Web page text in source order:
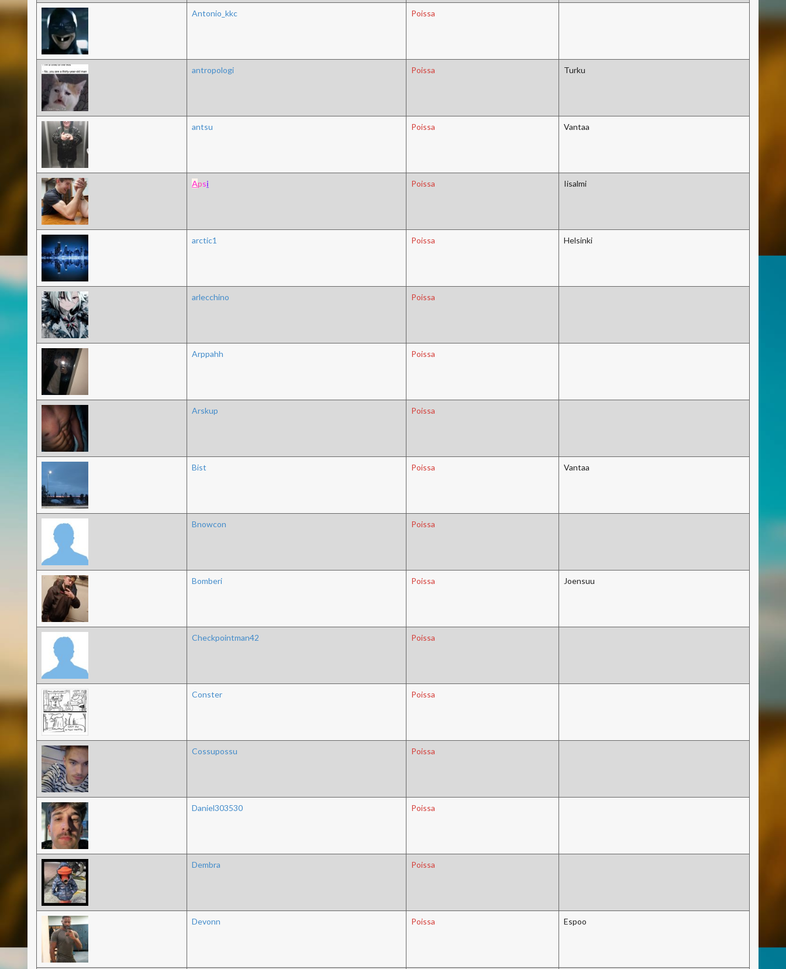
Antonio_kkc Poissa
antropologi Poissa Turku
antsu Poissa Vantaa
Apsi Poissa Iisalmi
arctic1 Poissa Helsinki
arlecchino Poissa
Arppahh Poissa
Arskup Poissa
Bist Poissa Vantaa
Bnowcon Poissa
Bomberi Poissa Joensuu
Checkpointman42 Poissa
Conster Poissa
Cossupossu Poissa
Daniel303530 Poissa
Dembra Poissa
Devonn Poissa Espoo